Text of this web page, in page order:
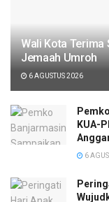
Wali Kota Terima
Jemaah Umroh
6 AGUSTUS 2026
KUA-
6